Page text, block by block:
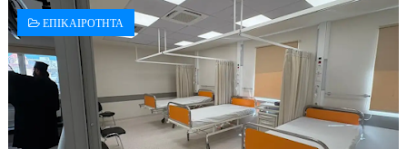
ΕΠΙΚΑΙΡΟΤΗΤΑ